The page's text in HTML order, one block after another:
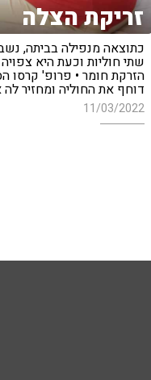
זריקת הצלה
כתוצאה מנפילה בביתה,
שתי חוליות וכעת היא
הזרקת חומר • פרופ' קרסו
דוחף את החוליה ומחזיר
11/03/2022